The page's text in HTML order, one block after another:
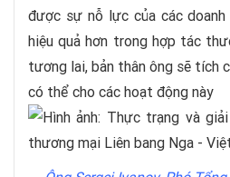
được sự nỗ lực của các
hiệu quả hơn trong hợp tác
tương lai, bản thân ông sẽ tích
có thể cho các hoạt động này